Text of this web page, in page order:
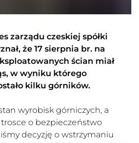
zarządu czeskiej spółki
że 17 sierpnia br. na
ścian miał
w wyniku którego
kilku górników.
wyrobisk górniczych, a
o bezpieczeństwo
decyzję o wstrzymaniu